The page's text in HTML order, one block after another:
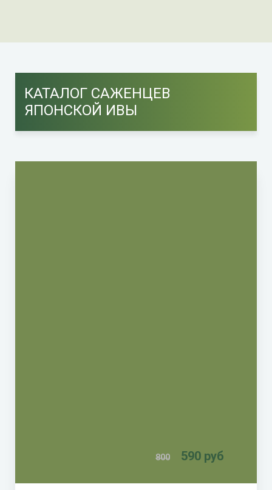
КАТАЛОГ САЖЕНЦЕВ
ЯПОНСКОЙ ИВЫ
800 590 руб